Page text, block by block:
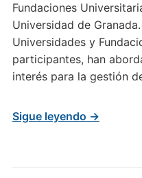
Fundaciones
Universidad de
Universidades y
participantes, han
interés para la gestión
Sigue leyendo →